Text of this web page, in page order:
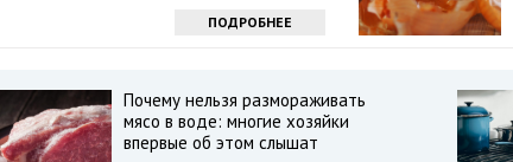
ПОДРОБНЕЕ
Почему нельзя размораживать
мясо в воде: многие хозяйки
впервые об этом слышат